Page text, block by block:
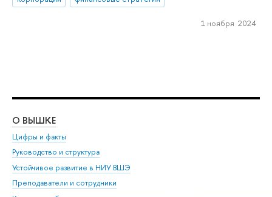
1 ноября 2024
О ВЫШКЕ
Цифры и факты
Руководство и структура
Устойчивое развитие в НИУ ВШЭ
Преподаватели и сотрудники